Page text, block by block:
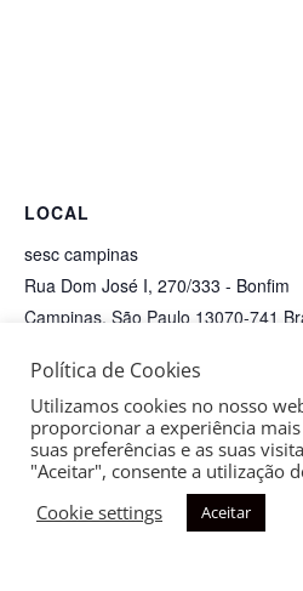
LOCAL
sesc campinas
Rua Dom José I, 270/333 - Bonfim
Campinas, São Paulo 13070-741
Ma Journée AF
Copyright © 2026 Aliança
Política de Cookies
Utilizamos cookies no nosso
proporcionar a experiência
suas preferências e as suas
"Aceitar", consente a utilização
Cookie settings
Aceitar